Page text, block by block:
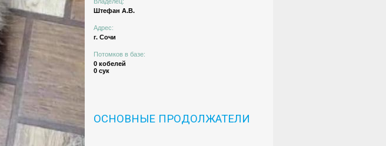
Штефан А.В.
Адрес:
г. Сочи
Потомков в базе:
0 кобелей
0 сук
ОСНОВНЫЕ ПРОДОЛЖАТЕЛИ